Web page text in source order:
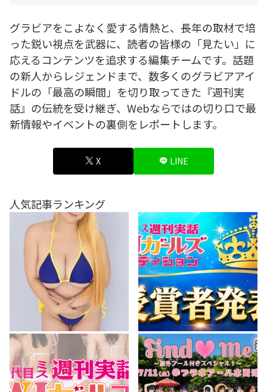
グラビアをこよなく愛する情熱と、長年の取材で培
った鋭い視点を武器に、読者の皆様の「見たい」に
応えるコンテンツを追求する編集チームです。話題
の新人からレジェンドまで、数多くのグラビアアイ
ドルの「最高の瞬間」を切り取ってきた『週刊実
話』の伝統を受け継ぎ、Webならではの切り口で最
新情報やイベントの裏側をレポートします。
X LINE
人気記事ランキング